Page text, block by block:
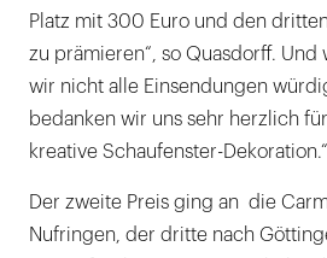
Platz mit 300 Euro und den
zu prämieren“, so Quasdorff. Und
wir nicht alle Einsendungen
bedanken wir uns sehr herzlich
kreative Schaufenster-Dekoration.“
Der zweite Preis ging an die
Nufringen, der dritte nach